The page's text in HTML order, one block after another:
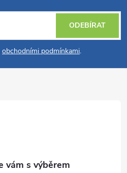
obchodními podmínkami.
ODEBÍRAT